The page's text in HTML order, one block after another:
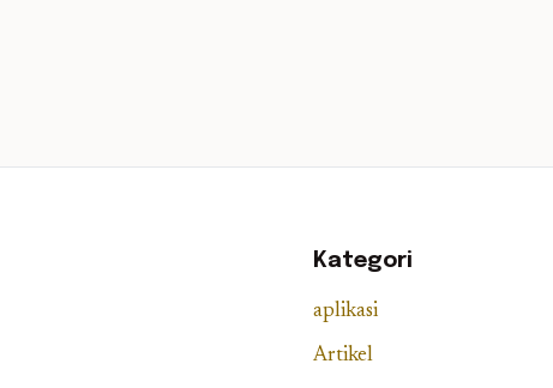
Kategori
aplikasi
Artikel